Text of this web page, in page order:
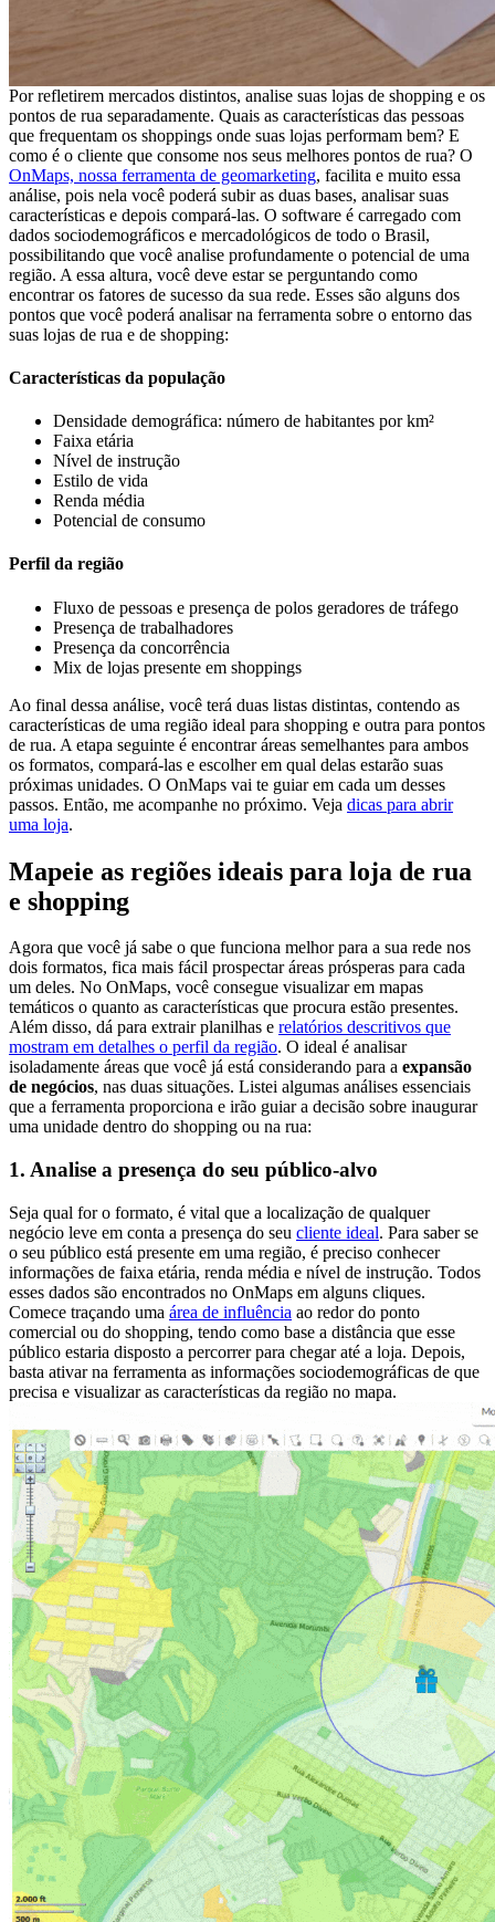
Por refletirem mercados distintos, analise suas lojas de shopping e os
pontos de rua separadamente. Quais as características das pessoas
que frequentam os shoppings onde suas lojas performam bem? E
como é o cliente que consome nos seus melhores pontos de rua? O
OnMaps, nossa ferramenta de geomarketing, facilita e muito essa
análise, pois nela você poderá subir as duas bases, analisar suas
características e depois compará-las. O software é carregado com
dados sociodemográficos e mercadológicos de todo o Brasil,
possibilitando que você analise profundamente o potencial de uma
região. A essa altura, você deve estar se perguntando como
encontrar os fatores de sucesso da sua rede. Esses são alguns dos
pontos que você poderá analisar na ferramenta sobre o entorno das
suas lojas de rua e de shopping:
Características da população
Densidade demográfica: número de habitantes por km²
Faixa etária
Nível de instrução
Estilo de vida
Renda média
Potencial de consumo
Perfil da região
Fluxo de pessoas e presença de polos geradores de tráfego
Presença de trabalhadores
Presença da concorrência
Mix de lojas presente em shoppings
Ao final dessa análise, você terá duas listas distintas, contendo as
características de uma região ideal para shopping e outra para pontos
de rua. A etapa seguinte é encontrar áreas semelhantes para ambos
os formatos, compará-las e escolher em qual delas estarão suas
próximas unidades. O OnMaps vai te guiar em cada um desses
passos. Então, me acompanhe no próximo. Veja dicas para abrir
uma loja.
Mapeie as regiões ideais para loja de rua
e shopping
Agora que você já sabe o que funciona melhor para a sua rede nos
dois formatos, fica mais fácil prospectar áreas prósperas para cada
um deles. No OnMaps, você consegue visualizar em mapas
temáticos o quanto as características que procura estão presentes.
Além disso, dá para extrair planilhas e relatórios descritivos que
mostram em detalhes o perfil da região. O ideal é analisar
isoladamente áreas que você já está considerando para a expansão
de negócios, nas duas situações. Listei algumas análises essenciais
que a ferramenta proporciona e irão guiar a decisão sobre inaugurar
uma unidade dentro do shopping ou na rua:
1. Analise a presença do seu público-alvo
Seja qual for o formato, é vital que a localização de qualquer
negócio leve em conta a presença do seu cliente ideal. Para saber se
o seu público está presente em uma região, é preciso conhecer
informações de faixa etária, renda média e nível de instrução. Todos
esses dados são encontrados no OnMaps em alguns cliques.
Comece traçando uma área de influência ao redor do ponto
comercial ou do shopping, tendo como base a distância que esse
público estaria disposto a percorrer para chegar até a loja. Depois,
basta ativar na ferramenta as informações sociodemográficas de que
precisa e visualizar as características da região no mapa.